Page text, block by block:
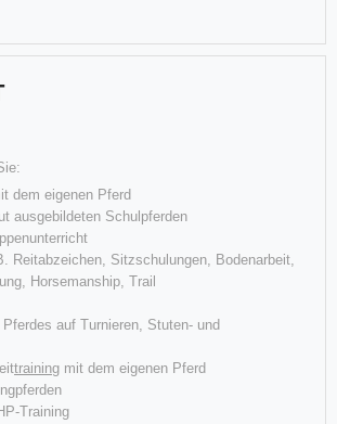
ein besonderes Pferd! Als sie geboren
für mich in Erfüllung. Eine
dem eigenen Pferd
ausgebildeten Schulpferden
Reitabzeichen, Sitzschulungen, Bodenarbeit,
Horsemanship, Trail
auf Turnieren, Stuten- und
training mit dem eigenen Pferd
Training